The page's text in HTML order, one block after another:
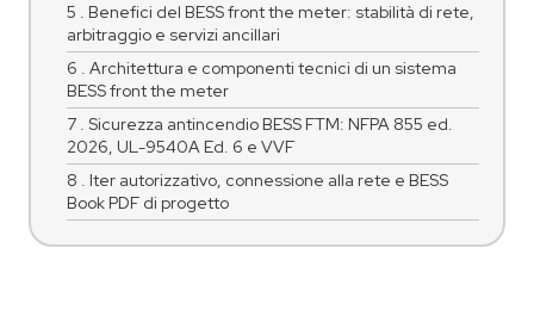
5 . Benefici del BESS front the meter: stabilità di rete,
arbitraggio e servizi ancillari
6 . Architettura e componenti tecnici di un sistema
BESS front the meter
7 . Sicurezza antincendio BESS FTM: NFPA 855 ed.
2026, UL-9540A Ed. 6 e VVF
8 . Iter autorizzativo, connessione alla rete e BESS
Book PDF di progetto